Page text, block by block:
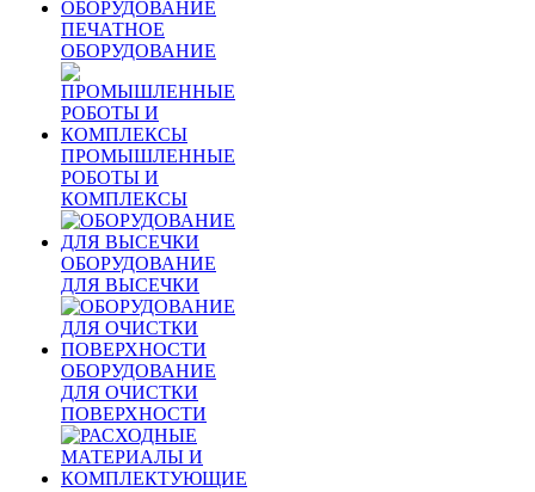
ПЕЧАТНОЕ
ОБОРУДОВАНИЕ
ПРОМЫШЛЕННЫЕ
РОБОТЫ И
КОМПЛЕКСЫ
ОБОРУДОВАНИЕ
ДЛЯ ВЫСЕЧКИ
ОБОРУДОВАНИЕ
ДЛЯ ОЧИСТКИ
ПОВЕРХНОСТИ